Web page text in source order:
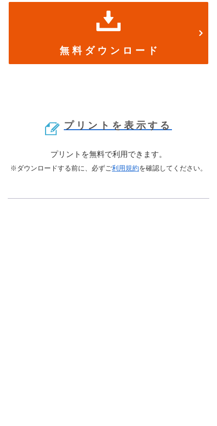
無 料 ダ ウ ン ロ ー ド
プリントを表示する
プリントを無料で利用できます。
※ダウンロードする前に、必ずご利用規約を確認してください。